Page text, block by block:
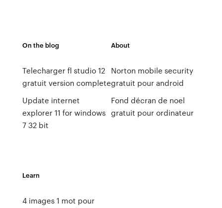
On the blog
Telecharger fl studio 12
gratuit version complete
Update internet
explorer 11 for windows
7 32 bit
About
Norton mobile security
gratuit pour android
Fond décran de noel
gratuit pour ordinateur
Learn
4 images 1 mot pour